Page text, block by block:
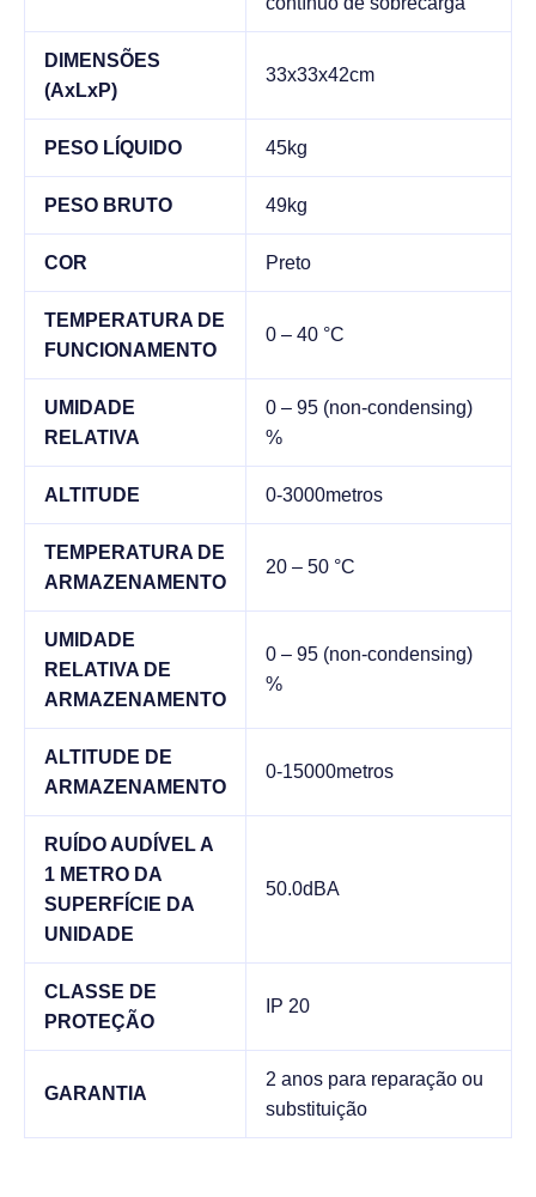
DIMENSÕES
(AxLxP)
33x33x42cm
PESO LÍQUIDO 45kg
PESO BRUTO 49kg
COR Preto
TEMPERATURA DE
FUNCIONAMENTO
0 – 40 °C
UMIDADE
RELATIVA
0 – 95 (non-condensing)
%
ALTITUDE 0-3000metros
TEMPERATURA DE
ARMAZENAMENTO
20 – 50 °C
UMIDADE
RELATIVA DE
ARMAZENAMENTO
0 – 95 (non-condensing)
%
ALTITUDE DE
ARMAZENAMENTO
0-15000metros
RUÍDO AUDÍVEL A
1 METRO DA
SUPERFÍCIE DA
UNIDADE
50.0dBA
CLASSE DE
PROTEÇÃO
IP 20
GARANTIA
2 anos para reparação ou
substituição